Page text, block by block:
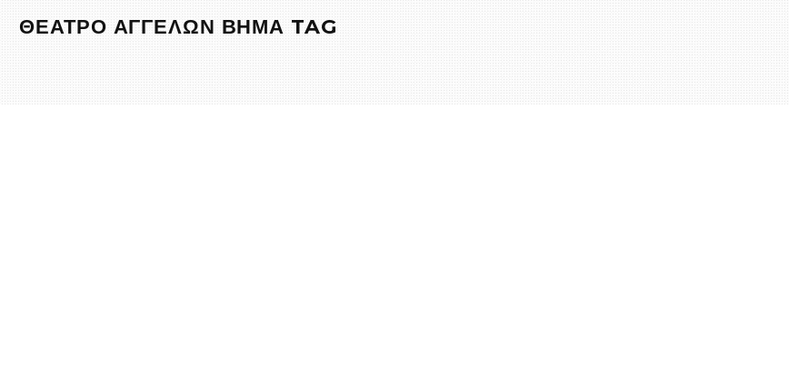
ΘΕΑΤΡΟ ΑΓΓΕΛΩΝ ΒΗΜΑ TAG